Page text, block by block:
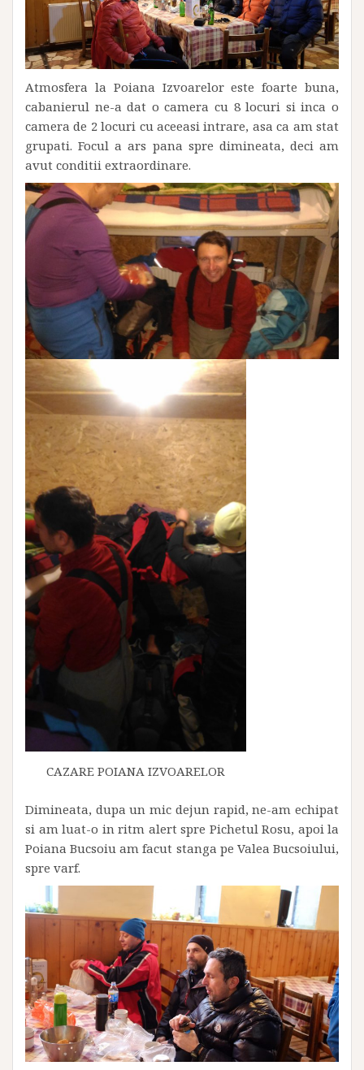
Atmosfera la Poiana Izvoarelor este foarte buna,
cabanierul ne-a dat o camera cu 8 locuri si inca o
camera de 2 locuri cu aceeasi intrare, asa ca am stat
grupati. Focul a ars pana spre dimineata, deci am
avut conditii extraordinare.
CAZARE POIANA IZVOARELOR
Dimineata, dupa un mic dejun rapid, ne-am echipat
si am luat-o in ritm alert spre Pichetul Rosu, apoi la
Poiana Bucsoiu am facut stanga pe Valea Bucsoiului,
spre varf.